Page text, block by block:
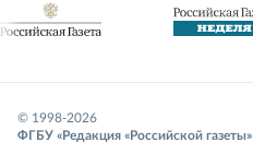
© 1998-2026
ФГБУ «Редакция «Российской газеты»